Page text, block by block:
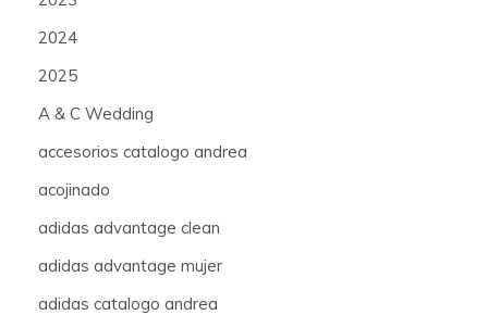
2024
2025
A & C Wedding
accesorios catalogo andrea
acojinado
adidas advantage clean
adidas advantage mujer
adidas catalogo andrea